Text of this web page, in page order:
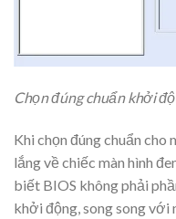
Chọn đúng chuẩn khởi
Khi chọn đúng chuẩn cho
lắng về chiếc màn hình
biết BIOS không phải
khởi động, song song với